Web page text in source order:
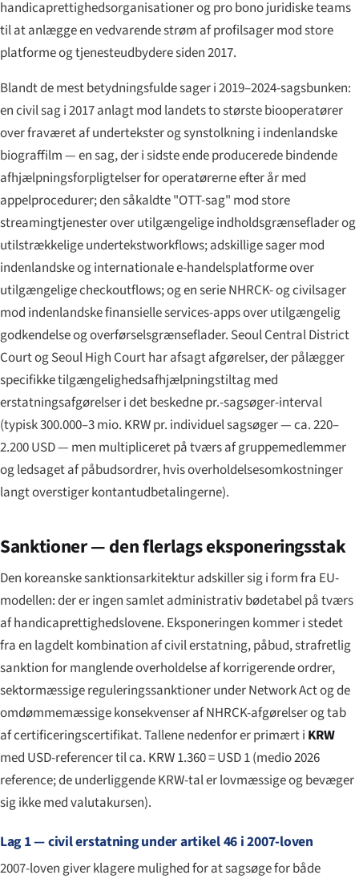
handicaprettigheds­organisationer og pro bono juridiske teams
til at anlægge en vedvarende strøm af profilsager mod store
platforme og tjenesteudbydere siden 2017.
Blandt de mest betydningsfulde sager i 2019–2024-sagsbunken:
en civil sag i 2017 anlagt mod landets to største biooperatører
over fraværet af undertekster og synstolkning i indenlandske
biograffilm — en sag, der i sidste ende producerede bindende
afhjælpnings­forpligtelser for operatørerne efter år med
appel­procedurer; den såkaldte "OTT-sag" mod store
streaming­tjenester over utilgængelige indholdsgrænseflader og
utilstrækkelige undertekst­workflows; adskillige sager mod
indenlandske og internationale e-handels­platforme over
utilgængelige checkoutflows; og en serie NHRCK- og civil­sager
mod indenlandske finansielle services-apps over utilgængelig
godkendelse og overførsels­grænseflader. Seoul Central District
Court og Seoul High Court har afsagt afgørelser, der pålægger
specifikke tilgængeligheds­afhjælpnings­tiltag med
erstatnings­afgørelser i det beskedne pr.-sagsøger-interval
(typisk 300.000–3 mio. KRW pr. individuel sagsøger — ca. 220–
2.200 USD — men multipliceret på tværs af gruppemedlemmer
og ledsaget af påbudsordrer, hvis overholdelsesomkostninger
langt overstiger kontantudbetalingerne).
Sanktioner — den flerlags eksponerings­stak
Den koreanske sanktions­arkitektur adskiller sig i form fra EU-
modellen: der er ingen samlet administrativ bødetabel på tværs
af handicaprettigheds­lovene. Eksponeringen kommer i stedet
fra en lagdelt kombination af civil erstatning, påbud, strafretlig
sanktion for manglende overholdelse af korrigerende ordrer,
sektormæssige regulerings­sanktioner under Network Act og de
omdømmemæssige konsekvenser af NHRCK-afgørelser og tab
af certificeringscertifikat. Tallene nedenfor er primært i KRW
med USD-referencer til ca. KRW 1.360 = USD 1 (medio 2026
reference; de underliggende KRW-tal er lovmæssige og bevæger
sig ikke med valutakursen).
Lag 1 — civil erstatning under artikel 46 i 2007-loven
2007-loven giver klagere mulighed for at sagsøge for både